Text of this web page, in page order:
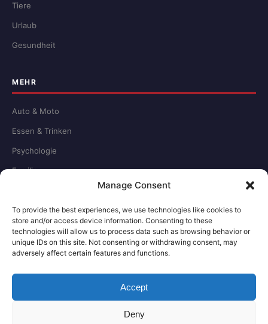
Manage Consent
To provide the best experiences, we use technologies like cookies to
store and/or access device information. Consenting to these
technologies will allow us to process data such as browsing behavior or
unique IDs on this site. Not consenting or withdrawing consent, may
adversely affect certain features and functions.
Accept
Deny
Tiere
Urlaub
Gesundheit
MEHR
Auto & Moto
Essen & Trinken
Psychologie
Familie
RECHTLICHES
Redaktion
Impressum
Datenschutz